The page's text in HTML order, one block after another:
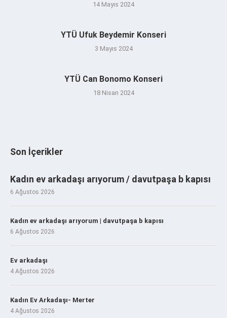
14 Mayıs 2024
YTÜ Ufuk Beydemir Konseri
3 Mayıs 2024
YTÜ Can Bonomo Konseri
18 Nisan 2024
Son İçerikler
Kadın ev arkadaşı arıyorum / davutpaşa b kapısı
6 Ağustos 2026
Kadın ev arkadaşı arıyorum | davutpaşa b kapısı
6 Ağustos 2026
Ev arkadaşı
4 Ağustos 2026
Kadın Ev Arkadaşı- Merter
4 Ağustos 2026